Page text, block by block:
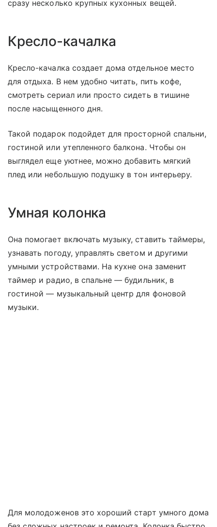
сразу несколько крупных кухонных вещей.
Кресло-качалка
Кресло-качалка создает дома отдельное место
для отдыха. В нем удобно читать, пить кофе,
смотреть сериал или просто сидеть в тишине
после насыщенного дня.
Такой подарок подойдет для просторной спальни,
гостиной или утепленного балкона. Чтобы он
выглядел еще уютнее, можно добавить мягкий
плед или небольшую подушку в тон интерьеру.
Умная колонка
Она помогает включать музыку, ставить таймеры,
узнавать погоду, управлять светом и другими
умными устройствами. На кухне она заменит
таймер и радио, в спальне — будильник, в
гостиной — музыкальный центр для фоновой
музыки.
Для молодоженов это хороший старт умного дома